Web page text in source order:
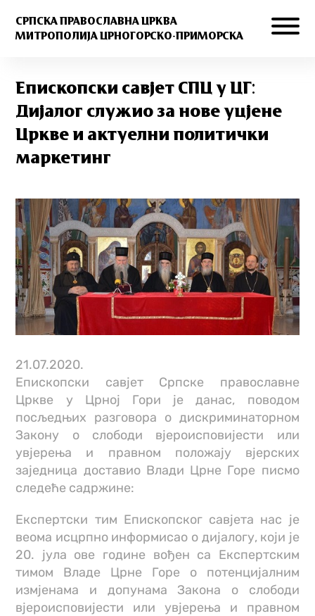
СРПСКА ПРАВОСЛАВНА ЦРКВА
МИТРОПОЛИЈА ЦРНОГОРСКО-ПРИМОРСКА
Епископски савјет СПЦ у ЦГ:
Дијалог служио за нове уцјене
Цркве и актуелни политички
маркетинг
21.07.2020.
Епископски савјет Српске православне
Цркве у Црној Гори је данас, поводом
посљедњих разговора о дискриминаторном
Закону о слободи вјероисповијести или
увјерења и правном положају вјерских
заједница доставио Влади Црне Горе писмо
следеће садржине:
Експертски тим Епископског савјета нас је
веома исцрпно информисао о дијалогу, који је
20. јула ове године вођен са Експертским
тимом Владе Црне Горе о потенцијалним
измјенама и допунама Закона о слободи
вјероисповијести или увјерења и правном